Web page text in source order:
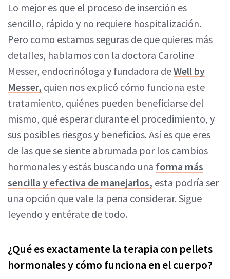
Lo mejor es que el proceso de inserción es
sencillo, rápido y no requiere hospitalización.
Pero como estamos seguras de que quieres más
detalles, hablamos con la doctora Caroline
Messer, endocrinóloga y fundadora deWell by
Messer, quien nos explicó cómo funciona este
tratamiento, quiénes pueden beneficiarse del
mismo, qué esperar durante el procedimiento, y
sus posibles riesgos y beneficios. Así es que eres
de las que se siente abrumada por los cambios
hormonales y estás buscando una forma más
sencilla y efectiva de manejarlos, esta podría ser
una opción que vale la pena considerar. Sigue
leyendo y entérate de todo.
¿Qué es exactamente la terapia con pellets
hormonales y cómo funciona en el cuerpo?